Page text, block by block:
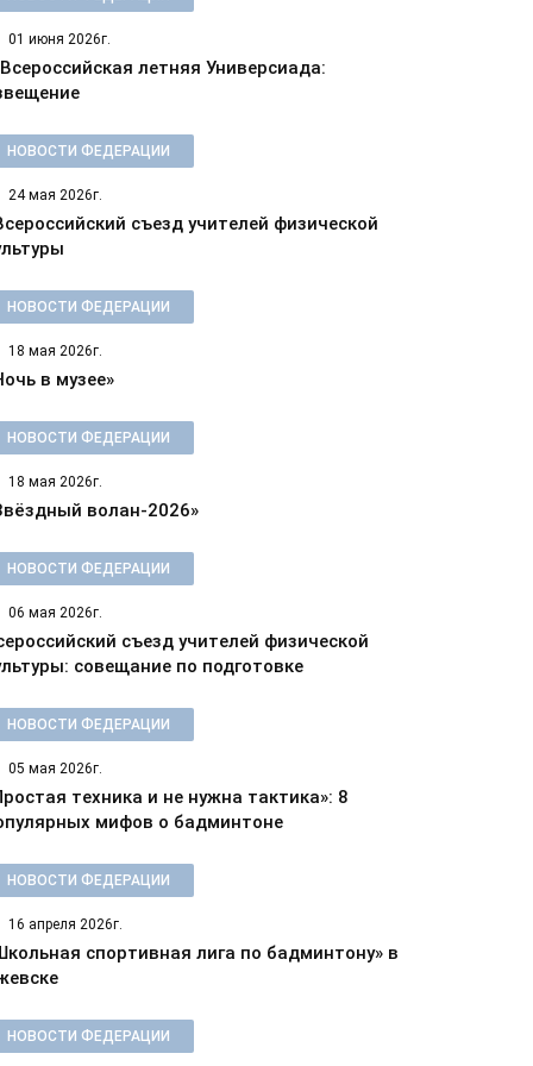
01 июня 2026г.
летняя Универсиада:
НОВОСТИ ФЕДЕРАЦИИ
24 мая 2026г.
съезд учителей физической
НОВОСТИ ФЕДЕРАЦИИ
18 мая 2026г.
в музее»
НОВОСТИ ФЕДЕРАЦИИ
18 мая 2026г.
волан-2026»
НОВОСТИ ФЕДЕРАЦИИ
06 мая 2026г.
съезд учителей физической
совещание по подготовке
НОВОСТИ ФЕДЕРАЦИИ
05 мая 2026г.
техника и не нужна тактика»: 8
мифов о бадминтоне
НОВОСТИ ФЕДЕРАЦИИ
16 апреля 2026г.
спортивная лига по бадминтону» в
НОВОСТИ ФЕДЕРАЦИИ